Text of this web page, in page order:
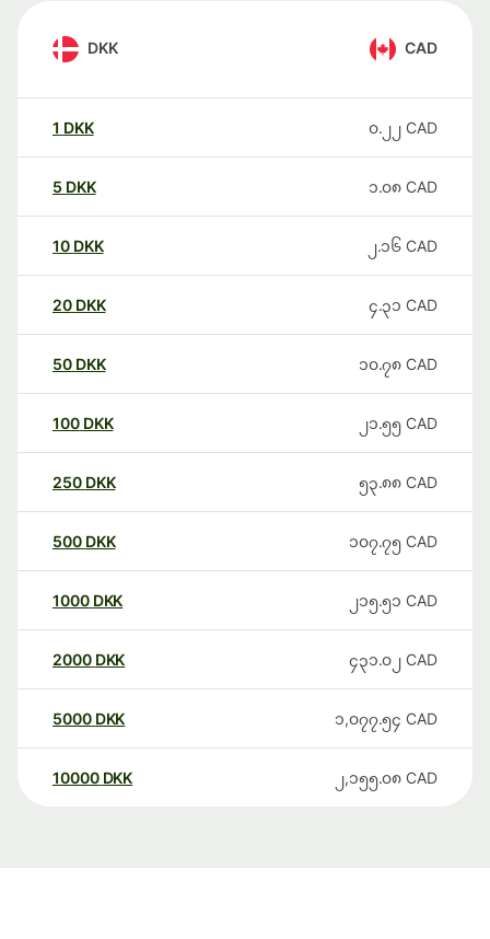
DKK CAD
1 DKK ၀.၂၂ CAD
5 DKK ၁.၀၈ CAD
10 DKK ၂.၁၆ CAD
20 DKK ၄.၃၁ CAD
50 DKK ၁၀.၇၈ CAD
100 DKK ၂၁.၅၅ CAD
250 DKK ၅၃.၈၈ CAD
500 DKK ၁၀၇.၇၅ CAD
1000 DKK ၂၁၅.၅၁ CAD
2000 DKK ၄၃၁.၀၂ CAD
5000 DKK ၁,၀၇၇.၅၄ CAD
10000 DKK ၂,၁၅၅.၀၈ CAD